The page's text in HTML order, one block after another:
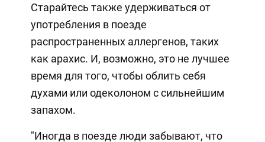
Старайтесь также удерживаться от
употребления в поезде
распространенных аллергенов, таких
как арахис. И, возможно, это не лучшее
время для того, чтобы облить себя
духами или одеколоном с сильнейшим
запахом.
"Иногда в поезде люди забывают, что